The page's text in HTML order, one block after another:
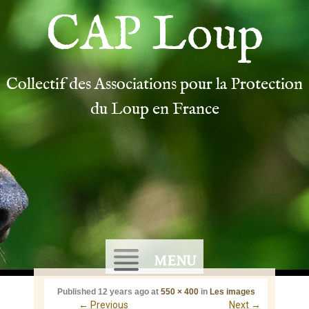
CAP Loup
Collectif des Associations pour la Protection
du Loup en France
MENU
Published 12 years agoat 550 × 400in Les images
← Previous Next →